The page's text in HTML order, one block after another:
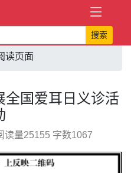
搜索
读页面
全国爱耳日义诊活
读量25155 字数1067